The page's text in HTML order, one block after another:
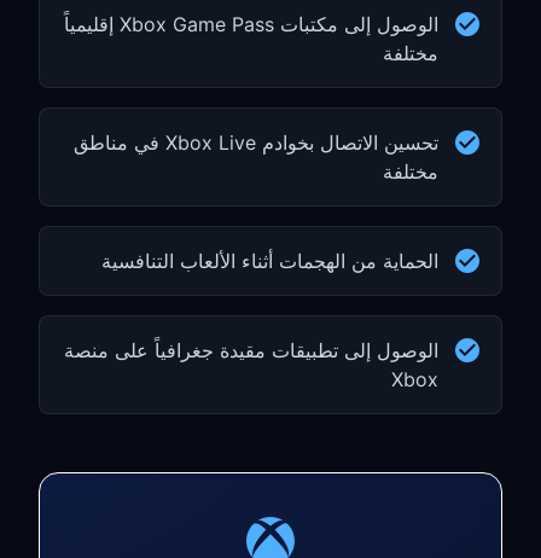
الوصول إلى مكتبات Xbox Game Pass إقليمياً
مختلفة
تحسين الاتصال بخوادم Xbox Live في مناطق
مختلفة
الحماية من الهجمات أثناء الألعاب التنافسية
الوصول إلى تطبيقات مقيدة جغرافياً على منصة
Xbox